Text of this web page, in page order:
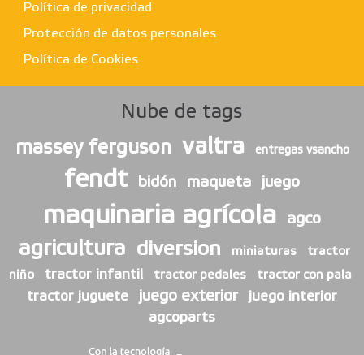
Política de privacidad
Protección de datos personales
Política de Cookies
Nube de tags
massey ferguson
valtra entregas vsancho
fendt bidón maqueta juego
maquinaria agrícola agco
agricultura diversion miniaturas tractor
niño tractor infantil tractor pedales tractor con pala
tractor juguete juego exterior
juego interior
agcoparts